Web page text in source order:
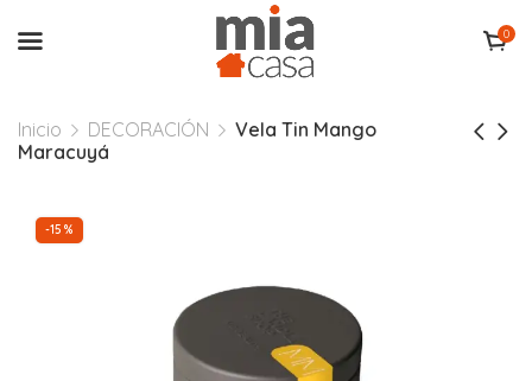
0
Inicio DECORACIÓN
Vela Tin Mango
Maracuyá
-15%